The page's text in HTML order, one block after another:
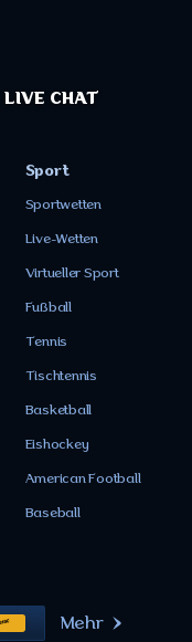
LIVE CHAT
Sport
Sportwetten
Live-Wetten
Virtueller Sport
Fußball
Tennis
Tischtennis
Basketball
Eishockey
American Football
Baseball
Mehr